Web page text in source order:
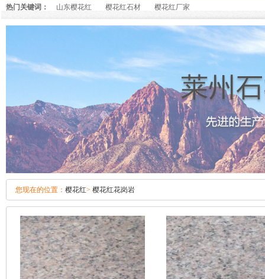
热门关键词： 山东樱花红 樱花红石材 樱花红厂家
您现在的位置： 樱花红> 樱花红花岗岩